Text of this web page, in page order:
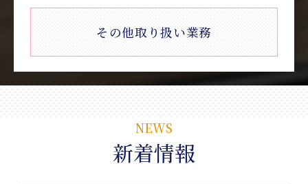
その他取り扱い業務
NEWS
新着情報